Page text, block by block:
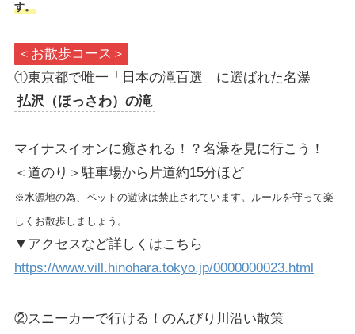
す。
＜お散歩コース＞
①東京都で唯一「日本の滝百選」に選ばれた名瀑
払沢（ほっさわ）の滝
マイナスイオンに癒される！？名瀑を見に行こう！
＜道のり＞駐車場から片道約15分ほど
※水源地の為、ペットの遊泳は禁止されています。ルールを守って楽
しくお散歩しましょう。
▼アクセスなど詳しくはこちら
https://www.vill.hinohara.tokyo.jp/0000000023.html
②スニーカーで行ける！のんびり川沿い散策